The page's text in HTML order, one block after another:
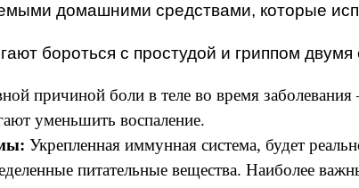
домашними средствами, которые
бороться с простудой и гриппом
причиной боли в теле во время
уменьшить воспаление.
Укрепленная иммунная система, будет
питательные вещества. Наиболее